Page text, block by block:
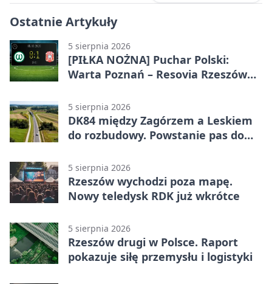
Ostatnie Artykuły
5 sierpnia 2026
[PIŁKA NOŻNA] Puchar Polski:
Warta Poznań – Resovia Rzeszów
pierwszoligowca
5 sierpnia 2026
DK84 między Zagórzem a Leskiem
do rozbudowy. Powstanie pas do
5 sierpnia 2026
Rzeszów wychodzi poza mapę.
Nowy teledysk RDK już wkrótce
5 sierpnia 2026
Rzeszów drugi w Polsce. Raport
pokazuje siłę przemysłu i logistyki